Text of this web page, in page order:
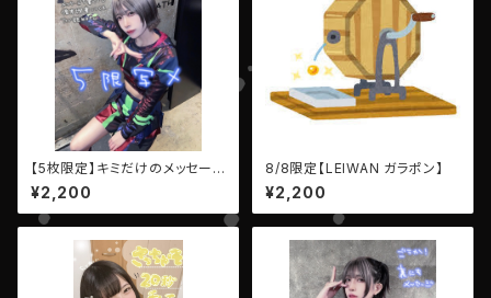
【5枚限定】キミだけのメッセー
ジ写メ【望月しの（EMPATHY）】
¥2,200
8/8限定【LEIWAN ガラポン】
¥2,200